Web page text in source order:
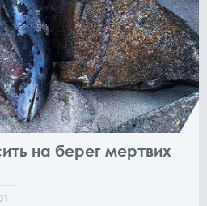
на берег мертвих